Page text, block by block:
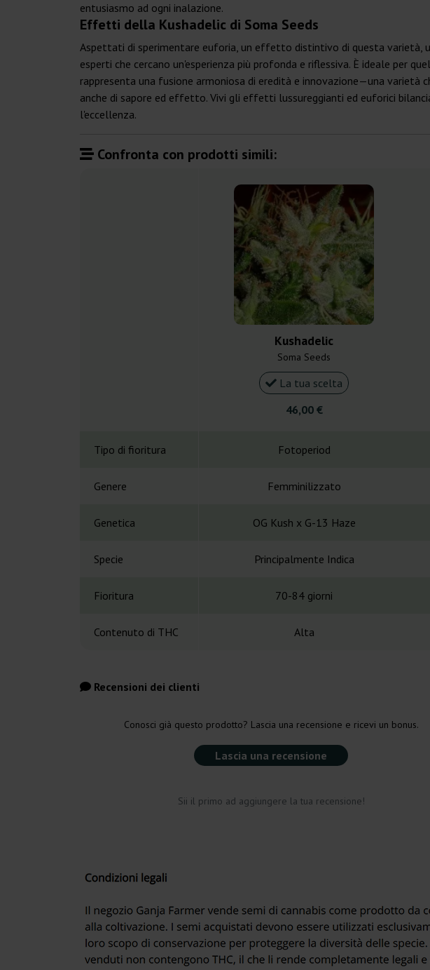
entusiasmo ad ogni inalazione.
Effetti della Kushadelic di Soma Seeds
Aspettati di sperimentare euforia, un effetto distintivo di questa varietà,
esperti che cercano un'esperienza più profonda e riflessiva. È ideale per
rappresenta una fusione armoniosa di eredità e innovazione—una
anche di sapore ed effetto. Vivi gli effetti lussureggianti ed euforici
l'eccellenza.
Confronta con prodotti simili:
Kushadelic
Soma Seeds
La tua scelta
46,00 €
Tipo di fioritura Fotoperiod
Genere Femminilizzato
Genetica OG Kush x G-13 Haze
Specie Principalmente Indica
Fioritura 70-84 giorni
Contenuto di THC Alta
Recensioni dei clienti
Conosci già questo prodotto? Lascia una recensione e ricevi un bonus.
Lascia una recensione
Sii il primo ad aggiungere la tua recensione!